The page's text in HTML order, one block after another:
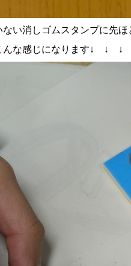
い消しゴムスタンプに先
んな感じになります↓ ↓ ↓